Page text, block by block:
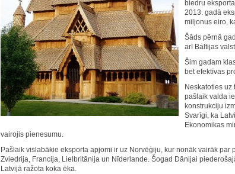
biedru
2013. gadā
miljonus eiro,
Šāds pērnā
arī Baltijas
Šim gadam
bet efektīvas
Neskatoties
pašlaik valda
konstrukciju
Svarīgi, ka
Ekonomikas
vairojis pienesumu.
Pašlaik vislabākie eksporta apjomi ir uz Norvēģiju, kur nonāk vairāk par
Zviedrija, Francija, Lielbritānija un Nīderlande. Šogad Dānijai
Latvijā ražota koka ēka.